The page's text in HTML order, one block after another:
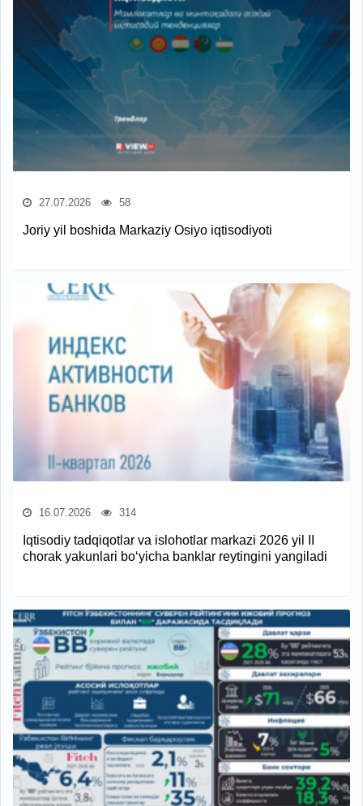
27.07.2026 58
Joriy yil boshida Markaziy Osiyo iqtisodiyoti
16.07.2026 314
Iqtisodiy tadqiqotlar va islohotlar markazi 2026 yil II
chorak yakunlari bo‘yicha banklar reytingini yangiladi